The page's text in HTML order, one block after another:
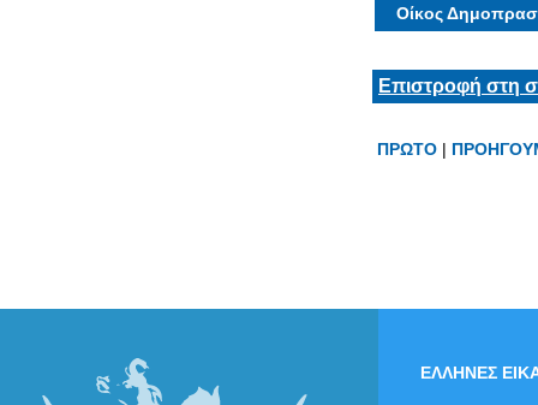
Οίκος
Επιστροφή στη
ΠΡΩΤΟ |
ΕΛΛΗΝΕΣ